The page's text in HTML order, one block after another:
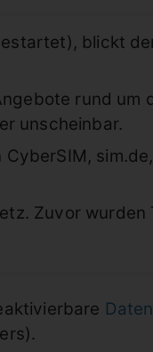
blickt
rund um
unscheinbar.
Zuvor